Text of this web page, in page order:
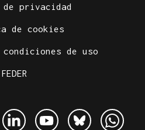
privacidad
de cookies
de uso
FEDER